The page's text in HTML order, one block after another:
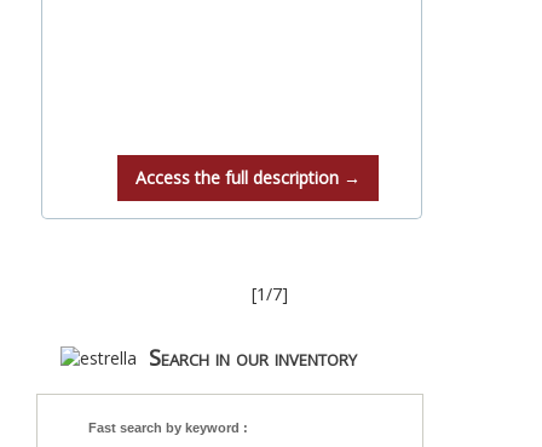
Access the full description →
[1/7]
Search in our inventory
Fast search by keyword :